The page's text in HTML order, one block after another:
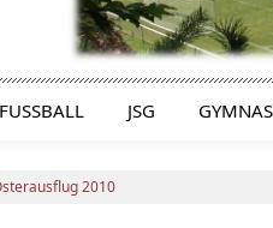
FUSSBALL JSG
2010